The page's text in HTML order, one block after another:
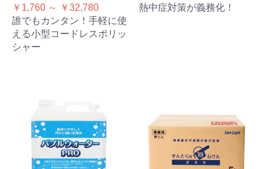
￥1,760 ～ ￥32,780
誰でもカンタン！手軽に使
える小型コードレスポリッ
シャー
熱中症対策が義務化！